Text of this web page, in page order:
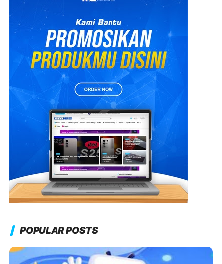
POPULAR POSTS